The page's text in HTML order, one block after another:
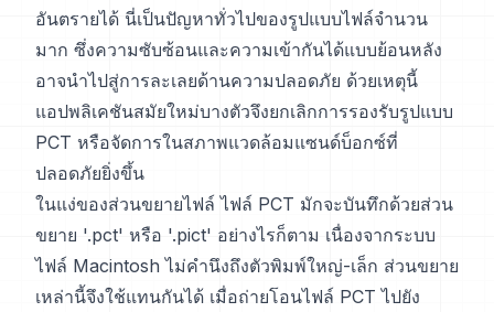
อันตรายได้ นี่เป็นปัญหาทั่วไปของรูปแบบไฟล์จำนวน
มาก ซึ่งความซับซ้อนและความเข้ากันได้แบบย้อนหลัง
อาจนำไปสู่การละเลยด้านความปลอดภัย ด้วยเหตุนี้
แอปพลิเคชันสมัยใหม่บางตัวจึงยกเลิกการรองรับรูปแบบ
PCT หรือจัดการในสภาพแวดล้อมแซนด์บ็อกซ์ที่
ปลอดภัยยิ่งขึ้น
ในแง่ของส่วนขยายไฟล์ ไฟล์ PCT มักจะบันทึกด้วยส่วน
ขยาย '.pct' หรือ '.pict' อย่างไรก็ตาม เนื่องจากระบบ
ไฟล์ Macintosh ไม่คำนึงถึงตัวพิมพ์ใหญ่-เล็ก ส่วนขยาย
เหล่านี้จึงใช้แทนกันได้ เมื่อถ่ายโอนไฟล์ PCT ไปยัง